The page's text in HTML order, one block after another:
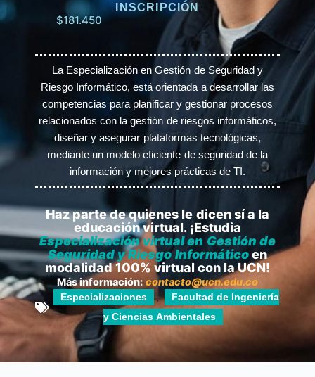
INSCRIPCIÓN
$181.450
La Especialización en Gestión de Seguridad y
Riesgo Informático, está orientada a desarrollar las
competencias para planificar y gestionar procesos
relacionados con la gestión de riesgos informáticos,
diseñar y asegurar plataformas tecnológicas,
mediante un modelo eficiente de seguridad de la
información y mejores prácticas de TI.
Haz parte de quienes le dicen sí a la
educación virtual. ¡Estudia
Especialización virtual en Gestión de
Seguridad y Riesgo Informáticoen
modalidad 100% virtual con la UCN!
Más información:contacto@ucn.edu.co
Especializaciones ,
Facultad de Ingeniería
y Ciencias Ambientales